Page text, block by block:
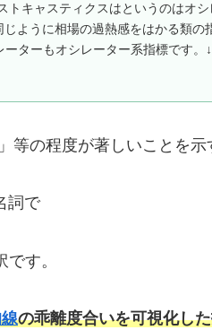
トキャスティクスはというのはオ
ように相場の過熱感をはかる類の
ターもオシレーター系指標です。↓
の程度が著しいことを示
詞で
す。
の乖離度合いを可視化し